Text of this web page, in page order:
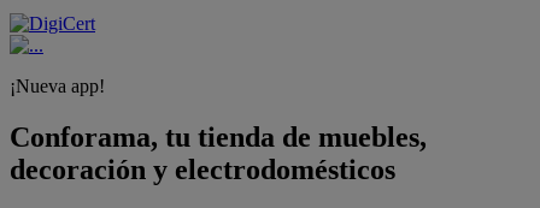
¡Nueva app!
Conforama, tu tienda de muebles,
decoración y electrodomésticos